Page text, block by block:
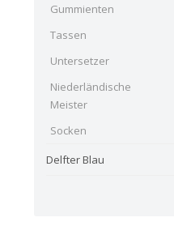
Gummienten
Tassen
Untersetzer
Niederländische
Meister
Socken
Delfter Blau